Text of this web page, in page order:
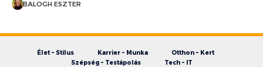
BALOGH ESZTER
Élet – Stílus Karrier – Munka
Otthon – Kert
Szépség – Testápolás
Tech – IT